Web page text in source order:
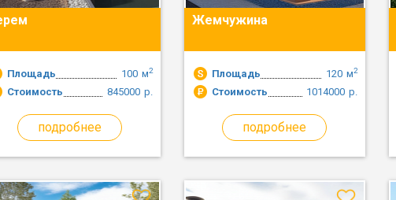
Площадь м2
100
Стоимость
р.
845000
подробнее
Жемчужина
Площадь м2
120
Стоимость
р.
1014000
подробнее